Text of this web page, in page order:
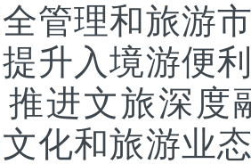
管理和旅游
升入境游便
推进文旅深度
化和旅游业